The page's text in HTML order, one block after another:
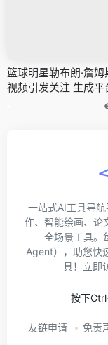
篮球明星勒布朗·詹
视频引发关注 生成平
一站式AI工具导
作、智能绘画、论
全场景工具。
Agent），助您快
具！立即
按下
友链申请 免责